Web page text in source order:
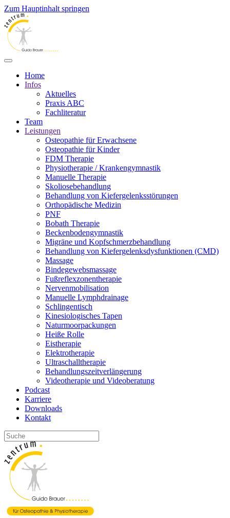
Zum Hauptinhalt springen
Home
Infos
Aktuelles
Praxis ABC
Fachliteratur
Team
Leistungen
Osteopathie für Erwachsene
Osteopathie für Kinder
FDM Therapie
Physiotherapie / Krankengymnastik
Manuelle Therapie
Skoliosebehandlung
Behandlung von Kiefergelenksstörungen
Orthopädische Medizin
PNF
Bobath Therapie
Beckenbodengymnastik
Migräne und Kopfschmerzbehandlung
Behandlung von Kiefergelenksdysfunktionen (CMD)
Massage
Bindegewebsmassage
Fußreflexzonentherapie
Nervenmobilisation
Manuelle Lymphdrainage
Schlingentisch
Kinesiologisches Tapen
Naturmoorpackungen
Heiße Rolle
Eistherapie
Elektrotherapie
Ultraschalltherapie
Behandlungszeitverlängerung
Videotherapie und Videoberatung
Podcast
Karriere
Downloads
Kontakt